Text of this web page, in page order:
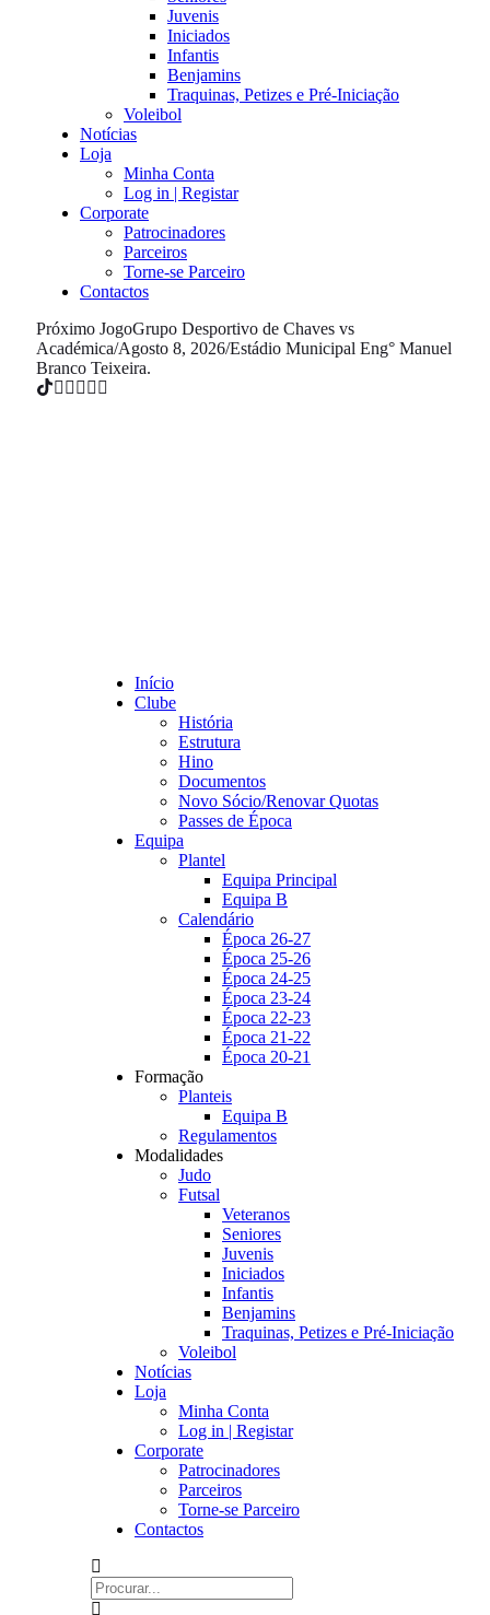
Juvenis
Iniciados
Infantis
Benjamins
Traquinas, Petizes e Pré-Iniciação
Voleibol
Notícias
Loja
Minha Conta
Log in | Registar
Corporate
Patrocinadores
Parceiros
Torne-se Parceiro
Contactos
Próximo JogoGrupo Desportivo de Chaves vs
Académica/Agosto 8, 2026/Estádio Municipal Eng° Manuel
Branco Teixeira.
Início
Clube
História
Estrutura
Hino
Documentos
Novo Sócio/Renovar Quotas
Passes de Época
Equipa
Plantel
Equipa Principal
Equipa B
Calendário
Época 26-27
Época 25-26
Época 24-25
Época 23-24
Época 22-23
Época 21-22
Época 20-21
Formação
Planteis
Equipa B
Regulamentos
Modalidades
Judo
Futsal
Veteranos
Seniores
Juvenis
Iniciados
Infantis
Benjamins
Traquinas, Petizes e Pré-Iniciação
Voleibol
Notícias
Loja
Minha Conta
Log in | Registar
Corporate
Patrocinadores
Parceiros
Torne-se Parceiro
Contactos